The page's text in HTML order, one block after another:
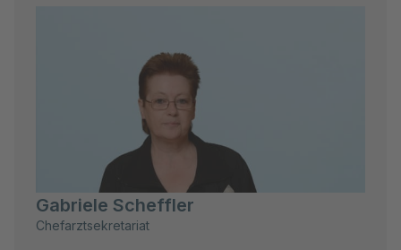
Gabriele Scheffler
Chefarztsekretariat